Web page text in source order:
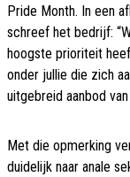
Pride Month. In een
schreef het bedrijf:
hoogste prioriteit
onder jullie die zich
uitgebreid aanbod
Met die opmerking
duidelijk naar anale